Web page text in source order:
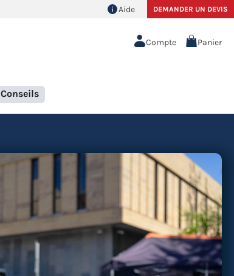
Aide DEMANDER UN DEVIS
Compte Panier
Conseils